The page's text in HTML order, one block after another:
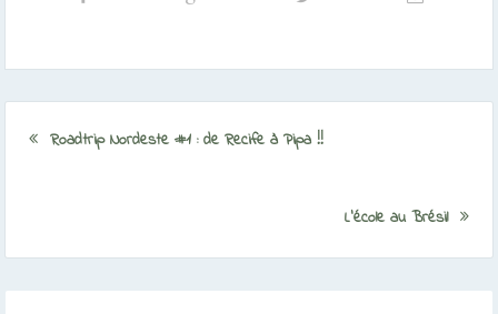
Roadtrip Nordeste #1 : de Recife à Pipa !!
L’école au Brésil